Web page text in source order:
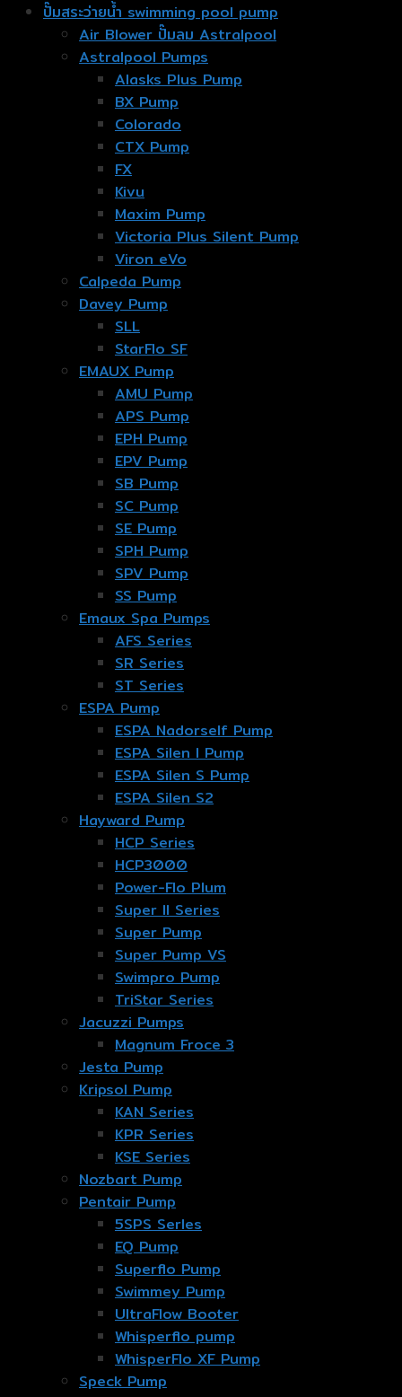
ปั๊มสระว่ายน้ำ swimming pool pump
Air Blower ปั๊มลม Astralpool
Astralpool Pumps
Alasks Plus Pump
BX Pump
Colorado
CTX Pump
FX
Kivu
Maxim Pump
Victoria Plus Silent Pump
Viron eVo
Calpeda Pump
Davey Pump
SLL
StarFlo SF
EMAUX Pump
AMU Pump
APS Pump
EPH Pump
EPV Pump
SB Pump
SC Pump
SE Pump
SPH Pump
SPV Pump
SS Pump
Emaux Spa Pumps
AFS Series
SR Series
ST Series
ESPA Pump
ESPA Nadorself Pump
ESPA Silen I Pump
ESPA Silen S Pump
ESPA Silen S2
Hayward Pump
HCP Series
HCP3000
Power-Flo Plum
Super II Series
Super Pump
Super Pump VS
Swimpro Pump
TriStar Series
Jacuzzi Pumps
Magnum Froce 3
Jesta Pump
Kripsol Pump
KAN Series
KPR Series
KSE Series
Nozbart Pump
Pentair Pump
5SPS Serles
EQ Pump
Superflo Pump
Swimmey Pump
UltraFlow Booter
Whisperflo pump
WhisperFlo XF Pump
Speck Pump